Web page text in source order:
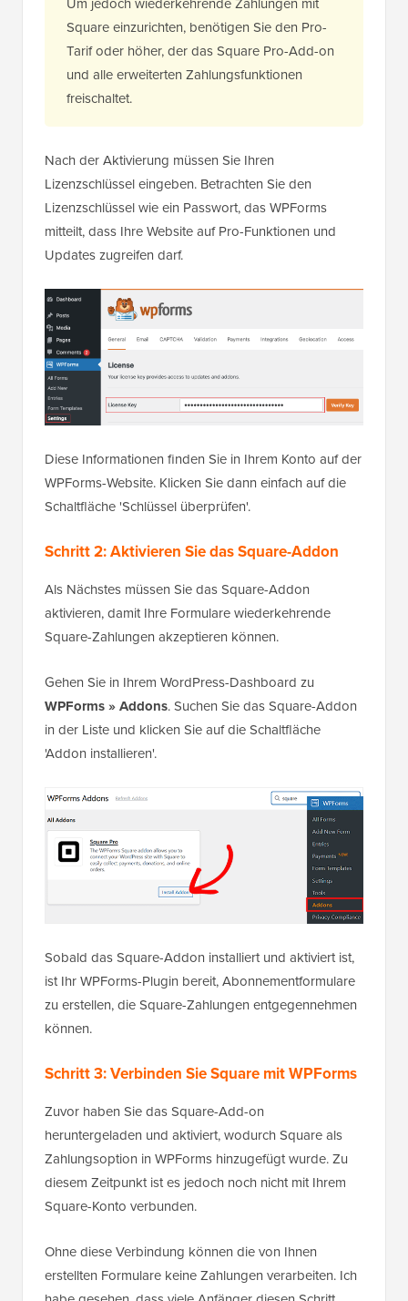
Um jedoch wiederkehrende Zahlungen mit
Square einzurichten, benötigen Sie den Pro-
Tarif oder höher, der das Square Pro-Add-on
und alle erweiterten Zahlungsfunktionen
freischaltet.
Nach der Aktivierung müssen Sie Ihren
Lizenzschlüssel eingeben. Betrachten Sie den
Lizenzschlüssel wie ein Passwort, das WPForms
mitteilt, dass Ihre Website auf Pro-Funktionen und
Updates zugreifen darf.
Diese Informationen finden Sie in Ihrem Konto auf der
WPForms-Website. Klicken Sie dann einfach auf die
Schaltfläche 'Schlüssel überprüfen'.
Schritt 2: Aktivieren Sie das Square-Addon
Als Nächstes müssen Sie das Square-Addon
aktivieren, damit Ihre Formulare wiederkehrende
Square-Zahlungen akzeptieren können.
Gehen Sie in Ihrem WordPress-Dashboard zu
WPForms » Addons. Suchen Sie das Square-Addon
in der Liste und klicken Sie auf die Schaltfläche
'Addon installieren'.
Sobald das Square-Addon installiert und aktiviert ist,
ist Ihr WPForms-Plugin bereit, Abonnementformulare
zu erstellen, die Square-Zahlungen entgegennehmen
können.
Schritt 3: Verbinden Sie Square mit WPForms
Zuvor haben Sie das Square-Add-on
heruntergeladen und aktiviert, wodurch Square als
Zahlungsoption in WPForms hinzugefügt wurde. Zu
diesem Zeitpunkt ist es jedoch noch nicht mit Ihrem
Square-Konto verbunden.
Ohne diese Verbindung können die von Ihnen
erstellten Formulare keine Zahlungen verarbeiten. Ich